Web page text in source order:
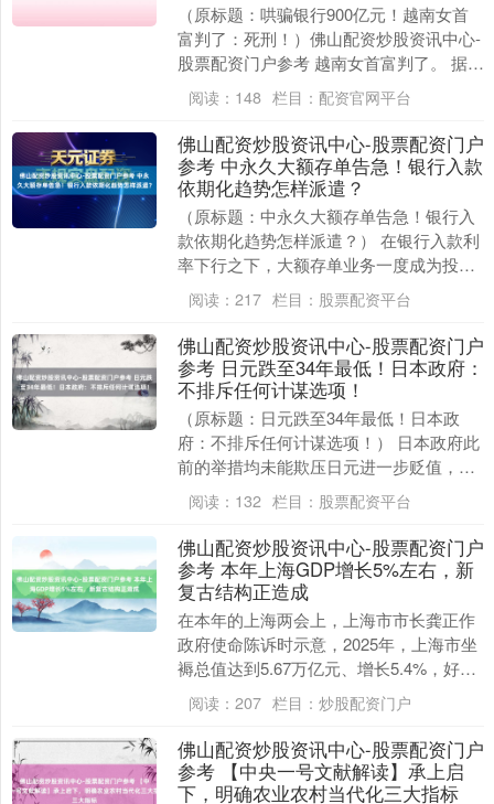
（原标题：哄骗银行900亿元！越南女首
富判了：死刑！）佛山配资炒股资讯中心-
股票配资门户参考 越南女首富判了。 据好
意思联社、越通社等多家外媒报谈，越南
知名房地....
阅读： 148 栏目： 配资官网平台
佛山配资炒股资讯中心-股票配资门户
参考 中永久大额存单告急！银行入款
依期化趋势怎样派遣？
（原标题：中永久大额存单告急！银行入
款依期化趋势怎样派遣？） 在银行入款利
率下行之下，大额存单业务一度成为投资
者眼中的“香饽饽”。如今，银走运行主动
收紧额度，是....
阅读： 217 栏目： 股票配资平台
佛山配资炒股资讯中心-股票配资门户
参考 日元跌至34年最低！日本政府：
不排斥任何计谋选项！
（原标题：日元跌至34年最低！日本政
府：不排斥任何计谋选项！） 日本政府此
前的举措均未能欺压日元进一步贬值，刻
下其已成为进展最疲弱的主要货币之一。
当地时间4月....
阅读： 132 栏目： 股票配资平台
佛山配资炒股资讯中心-股票配资门户
参考 本年上海GDP增长5%左右，新
复古结构正造成
在本年的上海两会上，上海市市长龚正作
政府使命陈诉时示意，2025年，上海市坐
褥总值达到5.67万亿元、增长5.4%，好于
预期。概述各方面成分佛山配资炒股资讯
中心....
阅读： 207 栏目： 炒股配资门户
佛山配资炒股资讯中心-股票配资门户
参考 【中央一号文献解读】承上启
下，明确农业农村当代化三大指标